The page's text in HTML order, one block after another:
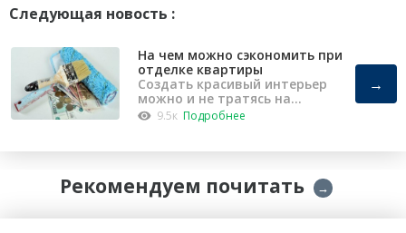
Следующая новость :
На чем можно сэкономить при
отделке квартиры
Создать красивый интерьер
можно и не тратясь на
капремонт
9.5к Подробнее
→
Рекомендуем почитать →